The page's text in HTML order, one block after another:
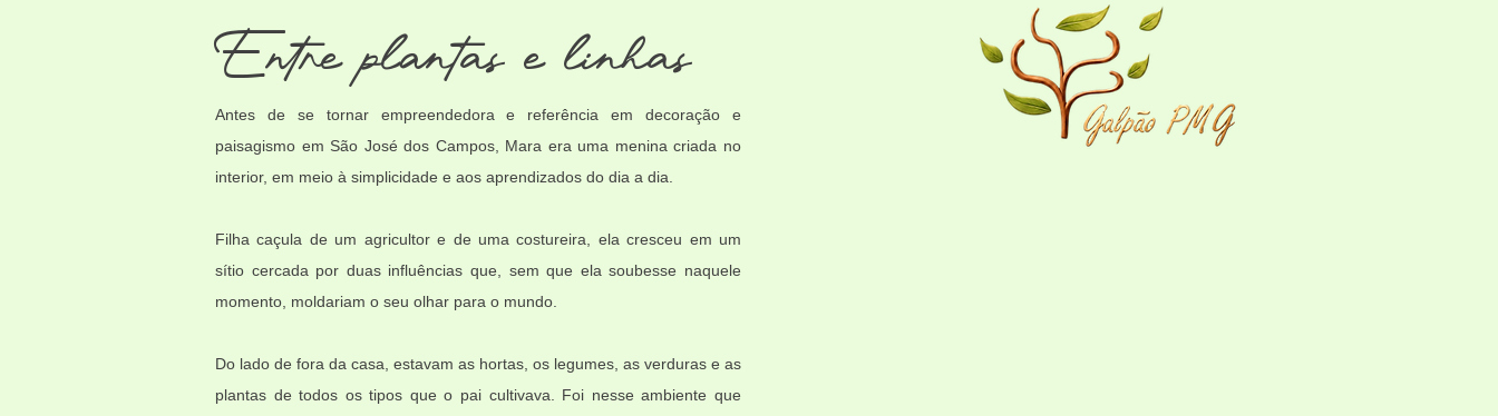
Entre plantas e linhas
Antes de se tornar empreendedora e referência em decoração e
paisagismo em São José dos Campos, Mara era uma menina criada no
interior, em meio à simplicidade e aos aprendizados do dia a dia.
Filha caçula de um agricultor e de uma costureira, ela cresceu em um
sítio cercada por duas influências que, sem que ela soubesse naquele
momento, moldariam o seu olhar para o mundo.
Do lado de fora da casa, estavam as hortas, os legumes, as verduras e as
plantas de todos os tipos que o pai cultivava. Foi nesse ambiente que